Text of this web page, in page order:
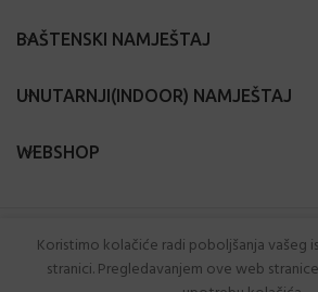
BAŠTENSKI NAMJEŠTAJ
UNUTARNJI(INDOOR) NAMJEŠTAJ
WEBSHOP
Hastal.ba2024 Sva prava
Powered byWebtic
Koristimo kolačiće radi poboljšanja vašeg
stranici. Pregledavanjem ove web